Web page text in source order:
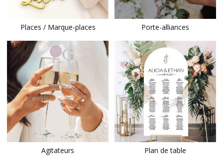
Places / Marque-places Porte-alliances
Agitateurs Plan de table